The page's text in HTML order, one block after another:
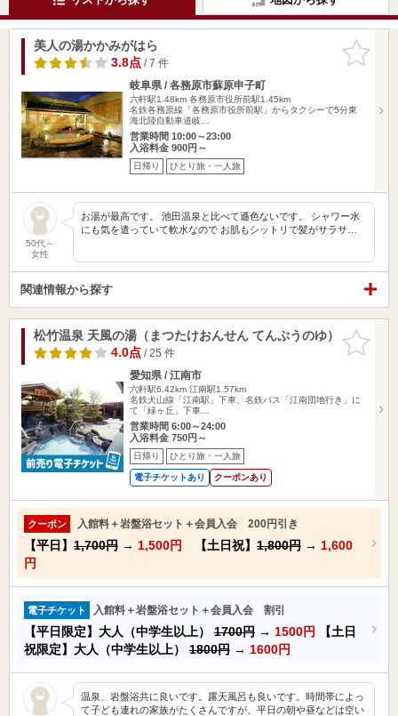
お気に入
りに追加
美人の湯かかみがはら
3.8点/ 7 件
岐阜県 / 各務原市蘇原申子町
六軒駅1.48km 各務原市役所前駅1.45km
名鉄各務原線「各務原市役所前駅」からタクシーで5分東
海北陸自動車道岐…
営業時間 10:00～23:00
入浴料金 900円～
日帰り ひとり旅・一人旅
50代～
女性
お湯が最高です。 池田温泉と比べて遜色ないです。 シャワー水
にも気を遣っていて軟水なので お肌もシットリで髪がサラサ…
関連情報から探す
お気に入
りに追加
松竹温泉 天風の湯（まつたけおんせん てんぷうのゆ）
4.0点/ 25 件
愛知県 / 江南市
六軒駅6.42km 江南駅1.57km
名鉄犬山線「江南駅」下車、名鉄バス「江南団地行き」に
て「緑ヶ丘」下車…
営業時間 6:00～24:00
入浴料金 750円～
日帰り ひとり旅・一人旅
電子チケットあり クーポンあり
クーポン 入館料＋岩盤浴セット＋会員入会 200円引き
【平日】 1,700円 → 1,500円 【土日祝】 1,800円 → 1,600
円
電子チケット 入館料＋岩盤浴セット＋会員入会 割引
【平日限定】大人（中学生以上） 1700円 → 1500円
【土日
祝限定】大人（中学生以上） 1800円 → 1600円
温泉、岩盤浴共に良いです。露天風呂も良いです。時間帯によっ
て子ども連れの家族がたくさんですが、平日の朝や昼などは空い